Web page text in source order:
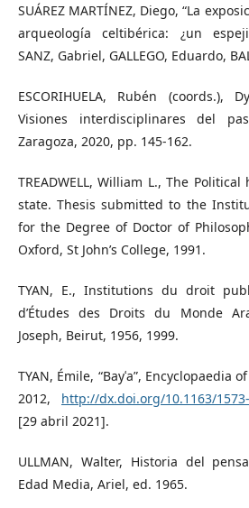
SUÁREZ MARTÍNEZ, Diego, “La
arqueología celtibérica: ¿un
SANZ, Gabriel, GALLEGO, Eduardo,
ESCORIHUELA, Rubén (coords.),
Visiones interdisciplinares del
Zaragoza, 2020, pp. 145-162.
TREADWELL, William L., The
state. Thesis submitted to the
for the Degree of Doctor of
Oxford, St John’s College, 1991.
TYAN, E., Institutions du droit
d’Études des Droits du Monde
Joseph, Beirut, 1956, 1999.
TYAN, Émile, “Bayʿa”, Encyclopaedia
2012, http://dx.doi.org/10.1163/
[29 abril 2021].
ULLMAN, Walter, Historia del
Edad Media, Ariel, ed. 1965.